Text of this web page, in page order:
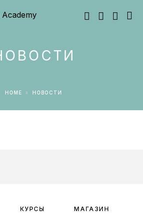
HOME НОВОСТИ
КУРСЫ МАГАЗИН